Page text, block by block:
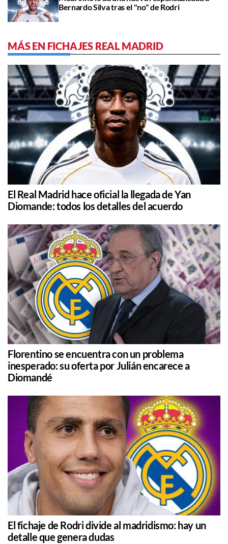
Bernardo Silva tras el "no" de Rodri
MÁS EN FICHAJES REAL MADRID
El Real Madrid hace oficial la llegada de Yan
Diomande: todos los detalles del acuerdo
Florentino se encuentra con un problema
inesperado: su oferta por Julián encarece a
Diomandé
El fichaje de Rodri divide al madridismo: hay un
detalle que genera dudas